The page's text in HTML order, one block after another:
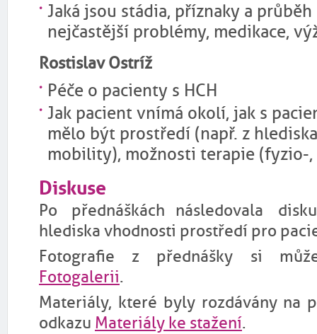
Jaká jsou stádia, příznaky a
nejčastější problémy, medikace,
Rostislav Ostríž
Péče o pacienty s HCH
Jak pacient vnímá okolí, jak s
mělo být prostředí (např. z
mobility), možnosti terapie (fyzio-,
Diskuse
Po přednáškách následovala
hlediska vhodnosti prostředí pro
Fotografie z přednášky si
Fotogalerii.
Materiály, které byly rozdávány na
odkazu Materiály ke stažení.